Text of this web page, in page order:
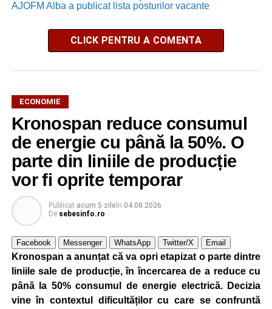
AJOFM Alba a publicat lista posturilor vacante
CLICK PENTRU A COMENTA
ECONOMIE
Kronospan reduce consumul
de energie cu până la 50%. O
parte din liniile de producție
vor fi oprite temporar
Publicat acum 5 zileîn 04.08.2026
De sebesinfo.ro
Facebook Messenger WhatsApp Twitter/X Email
Kronospan a anunțat că va opri etapizat o parte dintre
liniile sale de producție, în încercarea de a reduce cu
până la 50% consumul de energie electrică. Decizia
vine în contextul dificultăților cu care se confruntă